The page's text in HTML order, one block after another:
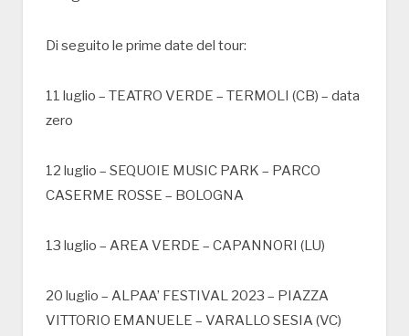
Di seguito le prime date del tour:
11 luglio – TEATRO VERDE – TERMOLI (CB) – data
zero
12 luglio – SEQUOIE MUSIC PARK – PARCO
CASERME ROSSE – BOLOGNA
13 luglio – AREA VERDE – CAPANNORI (LU)
20 luglio – ALPAA’ FESTIVAL 2023 – PIAZZA
VITTORIO EMANUELE – VARALLO SESIA (VC)